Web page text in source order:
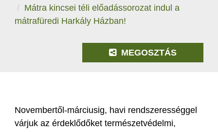
RÓLUNK
Mátra kincsei téli előadássorozat indul a
mátrafüredi Harkály Házban!
MEGOSZTÁS
Novembertől-márciusig, havi rendszerességgel
várjuk az érdeklődőket természetvédelmi,